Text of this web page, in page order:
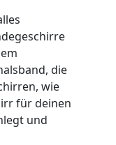
, die
wie
für deinen
und